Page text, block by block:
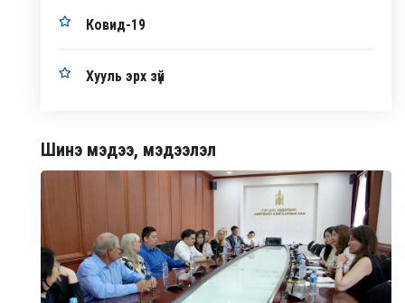
Ковид-19
Хууль эрх зүй
Шинэ мэдээ, мэдээлэл